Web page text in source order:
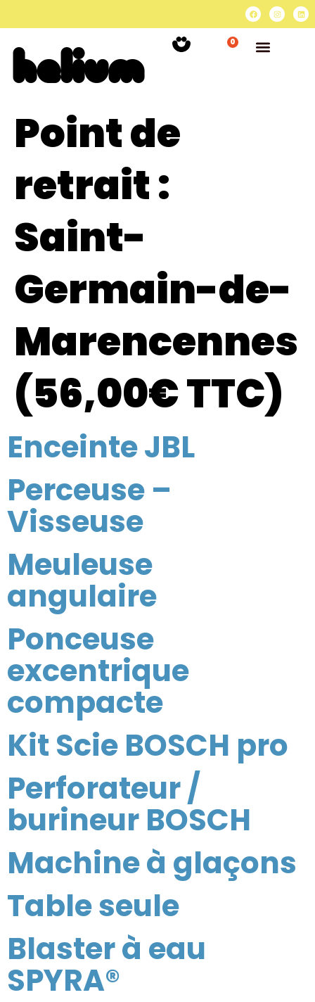
0
Point de
retrait :
Saint-
Germain-de-
Marencennes
(56,00€ TTC)
Enceinte JBL
Perceuse –
Visseuse
Meuleuse
angulaire
Ponceuse
excentrique
compacte
Kit Scie BOSCH pro
Perforateur /
burineur BOSCH
Machine à glaçons
Table seule
Blaster à eau
SPYRA®